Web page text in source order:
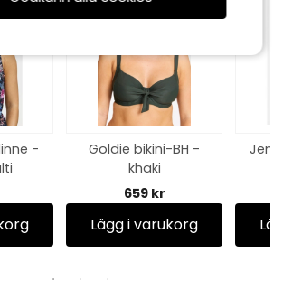
-
Goldie bikini-BH -
khaki
659 kr
Lägg i varukorg